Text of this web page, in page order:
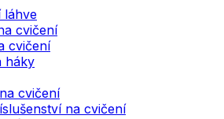
láhve
cvičení
cvičení
háky
cvičení
na cvičení